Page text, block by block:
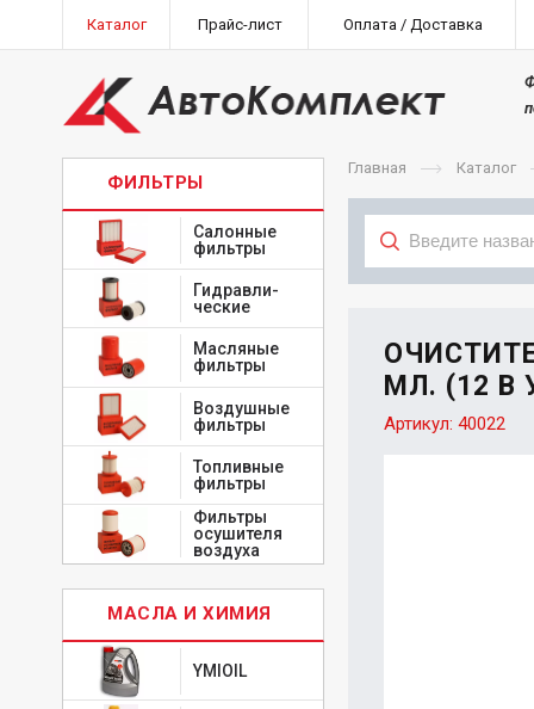
Каталог Прайс-лист Оплата / Доставка
ФИЛЬТРЫ
Салонные
фильтры
Гидравли-
ческие
Масляные
фильтры
Воздушные
фильтры
Топливные
фильтры
Фильтры
осушителя
воздуха
МАСЛА И ХИМИЯ
YMIOIL
Главная Каталог
МЛ. (12 В
Артикул: 40022